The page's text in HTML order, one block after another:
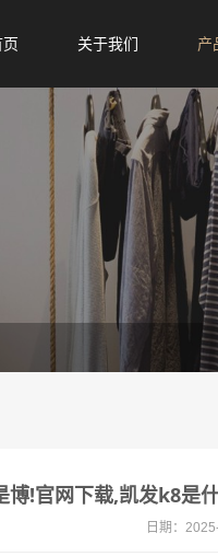
页 关于我们 产
博!官网下载,凯发k8是
日期：